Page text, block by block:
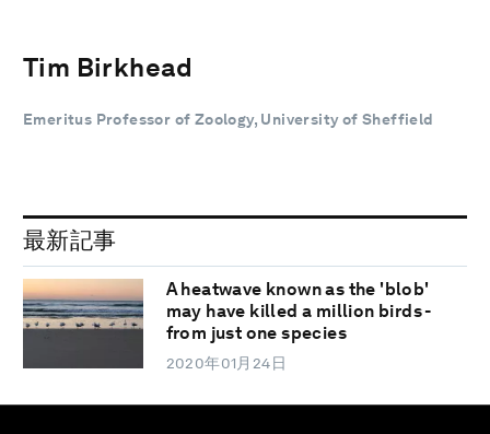
Tim Birkhead
Emeritus Professor of Zoology, University of Sheffield
最新記事
A heatwave known as the 'blob'
may have killed a million birds -
from just one species
2020年01月24日